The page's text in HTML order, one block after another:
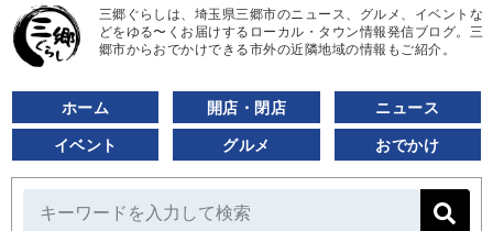
三郷ぐらしは、埼玉県三郷市のニュース、グルメ、イベントな
どをゆる〜くお届けするローカル・タウン情報発信ブログ。三
郷市からおでかけできる市外の近隣地域の情報もご紹介。
ホーム 開店・閉店 ニュース
イベント グルメ おでかけ